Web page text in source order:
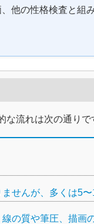
他の性格検査と組
流れは次の通りで
せんが、多くは5〜
の質や筆圧、描画